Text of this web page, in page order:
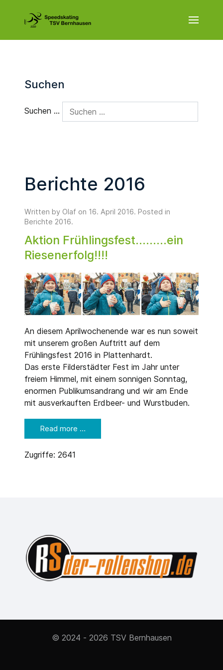
Suchen
Suchen ...
Berichte 2016
Written by Olaf on 16. April 2016. Posted in
Berichte 2016.
Aktion Frühlingsfest.........ein
Riesenerfolg!!!!
An diesem Aprilwochenende war es nun soweit
mit unserem großen Auftritt auf dem
Frühlingsfest 2016 in Plattenhardt.
Das erste Filderstädter Fest im Jahr unter
freiem Himmel, mit einem sonnigen Sonntag,
enormen Publikumsandrang und wir am Ende
mit ausverkauften Erdbeer- und Wurstbuden.
Read more …
Zugriffe: 2641
© 2024 - 2026 TSV Bernhausen